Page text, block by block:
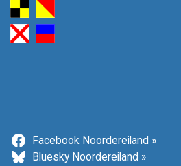
Facebook Noordereiland »
Bluesky Noordereiland »